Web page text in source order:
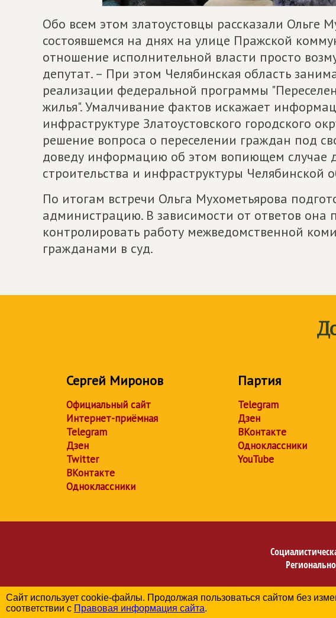
Обо всем этом златоустовцы рассказали Ольге
состоявшемся на днях на улице Пражской
отношение исполнительной власти просто
депутат. – При этом Челябинская область
реализации федеральной программы
жилья". Умалчивание фактов искажает
инфраструктуре Златоустовского городского
решение вопроса о переселении граждан под
доведу информацию об этом вопиющем случае
строительства и инфраструктуры Челябинской
По итогам встречи Ольга Мухометьярова
администрацию. В зависимости от ответов она
контролировать работу межведомственной
гражданами в суд.
Сергей Миронов
Официальный сайт
Интернет-приёмная
Telegram
Дзен
Twitter
ВКонтакте
Одноклассники
Партия
Telegram
Дзен
ВКонтакте
Одноклассники
YouTube
Политика в
Сайт использует cookie-файлы. Продолжая пользоваться сайтом без
соответствии с Правовая информация сайта.